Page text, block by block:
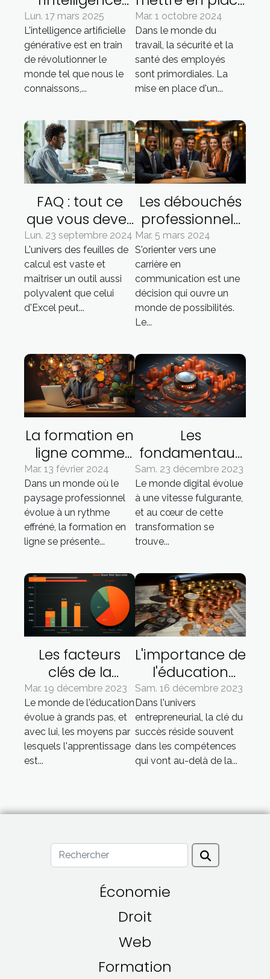
artificielle
générative
transforme les
industries
créatives
Lun. 17 mars 2025
L'intelligence artificielle
générative est en train
de révolutionner le
monde tel que nous le
connaissons,...
et actualiser
régulièrement
votre DUERP
Mar. 1 octobre 2024
Dans le monde du
travail, la sécurité et la
santé des employés
sont primordiales. La
mise en place d'un...
FAQ : tout ce
que vous devez
savoir sur les
formations
Excel
Lun. 23 septembre 2024
L'univers des feuilles de
calcul est vaste et
maîtriser un outil aussi
polyvalent que celui
d'Excel peut...
Les débouchés
professionnels
après une
formation en
école de
communication
: Quels secteurs
recrutent le
Mar. 5 mars 2024
S'orienter vers une
carrière en
communication est une
décision qui ouvre un
monde de possibilités.
Le...
La formation en
ligne comme
outil
d'adaptation
aux
changements
du marché
Mar. 13 février 2024
Dans un monde où le
paysage professionnel
évolue à un rythme
effréné, la formation en
ligne se présente...
Les
fondamentaux
du SEO : une
introduction
pour les
débutants
Sam. 23 décembre 2023
Le monde digital évolue
à une vitesse fulgurante,
et au cœur de cette
transformation se
trouve...
Les facteurs
clés de la
réussite pour
les plateformes
de soutien
scolaire en ligne
Mar. 19 décembre 2023
Le monde de l'éducation
évolue à grands pas, et
avec lui, les moyens par
lesquels l'apprentissage
est...
L'importance de
l'éducation
financière pour
les
entrepreneurs
Sam. 16 décembre 2023
Dans l'univers
entrepreneurial, la clé du
succès réside souvent
dans les compétences
qui vont au-delà de la...
Économie
Droit
Web
Formation